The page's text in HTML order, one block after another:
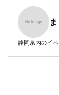
静岡県内のイ